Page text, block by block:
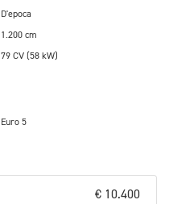
D'epoca
1.200 cm
79 CV (58 kW)
Euro 5
€ 10.400